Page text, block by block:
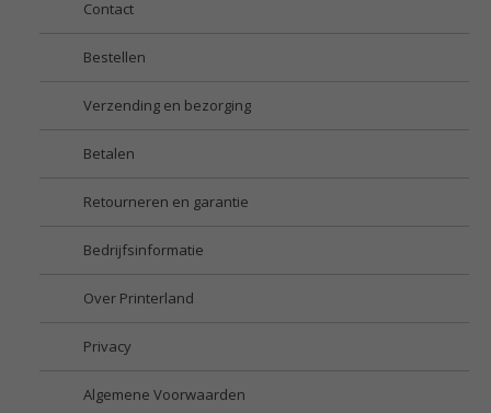
Contact
Bestellen
Verzending en bezorging
Betalen
Retourneren en garantie
Bedrijfsinformatie
Over Printerland
Privacy
Algemene Voorwaarden